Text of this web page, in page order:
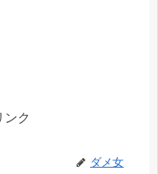
ンク
ダメ女